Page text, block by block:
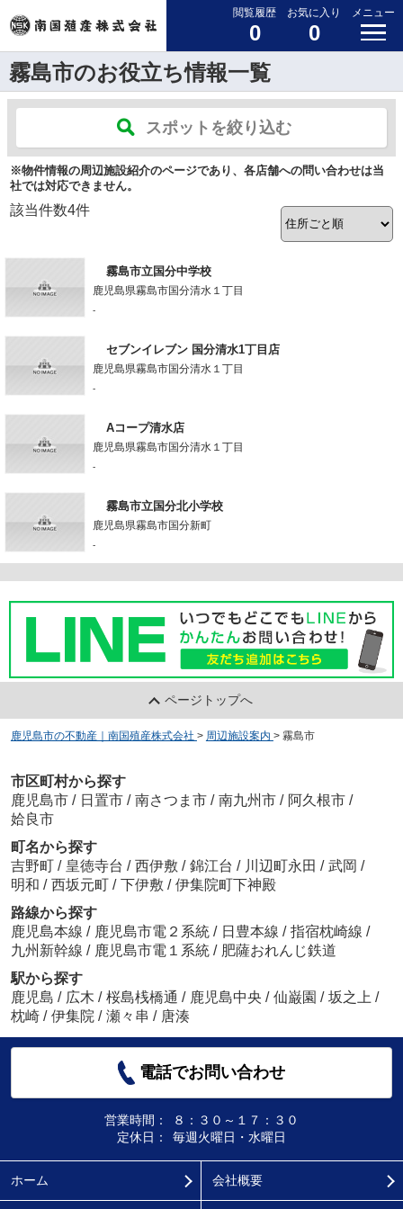
閲覧履歴
0
お気に入り
0
メニュー
霧島市のお役立ち情報一覧
スポットを絞り込む
※物件情報の周辺施設紹介のページであり、各店舗への問い合わせは当
社では対応できません。
該当件数4件
霧島市立国分中学校
鹿児島県霧島市国分清水１丁目
-
セブンイレブン 国分清水1丁目店
鹿児島県霧島市国分清水１丁目
-
Aコープ清水店
鹿児島県霧島市国分清水１丁目
-
霧島市立国分北小学校
鹿児島県霧島市国分新町
-
ページトップへ
鹿児島市の不動産｜南国殖産株式会社 > 周辺施設案内 > 霧島市
市区町村から探す
鹿児島市 / 日置市 / 南さつま市 / 南九州市 / 阿久根市 /
姶良市
町名から探す
吉野町 / 皇徳寺台 / 西伊敷 / 錦江台 / 川辺町永田 / 武岡 /
明和 / 西坂元町 / 下伊敷 / 伊集院町下神殿
路線から探す
鹿児島本線 / 鹿児島市電２系統 / 日豊本線 / 指宿枕崎線 /
九州新幹線 / 鹿児島市電１系統 / 肥薩おれんじ鉄道
駅から探す
鹿児島 / 広木 / 桜島桟橋通 / 鹿児島中央 / 仙巌園 / 坂之上 /
枕崎 / 伊集院 / 瀬々串 / 唐湊
電話でお問い合わせ
営業時間：
８：３０～１７：３０
定休日：
毎週火曜日・水曜日
ホーム 会社概要